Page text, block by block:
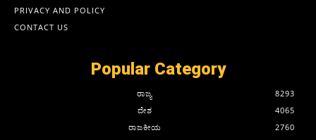
PRIVACY AND POLICY
CONTACT US
Popular Category
ರಾಜ್ಯ
8293
ದೇಶ
4065
ರಾಜಕೀಯ
2760